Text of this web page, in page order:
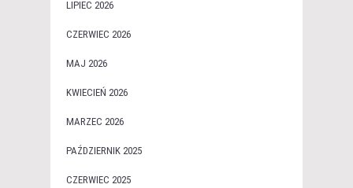
LIPIEC 2026
CZERWIEC 2026
MAJ 2026
KWIECIEŃ 2026
MARZEC 2026
PAŹDZIERNIK 2025
CZERWIEC 2025